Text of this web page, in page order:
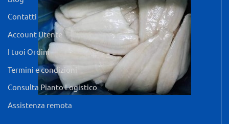
Contatti
Account Utente
I tuoi Ordini
Termini e condizioni
Consulta Pianto Logistico
Assistenza remota